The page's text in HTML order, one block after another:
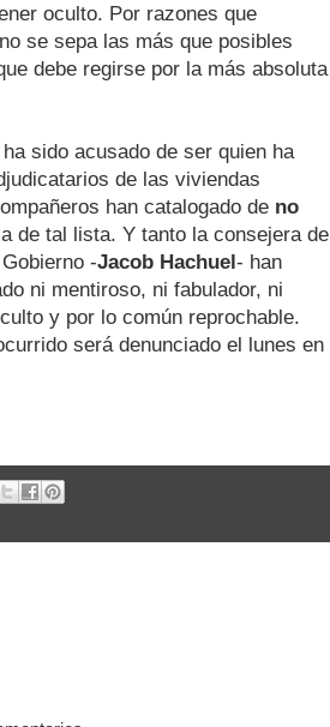
oculto. Por razones que
se sepa las más que posibles
debe regirse por la más absoluta
sido acusado de ser quien ha
de las viviendas
han catalogado de no
de tal lista. Y tanto la consejera de
-Jacob Hachuel- han
ni mentiroso, ni fabulador, ni
y por lo común reprochable.
será denunciado el lunes en